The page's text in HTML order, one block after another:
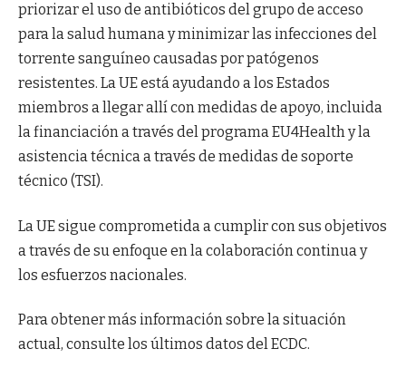
priorizar el uso de antibióticos del grupo de acceso
para la salud humana y minimizar las infecciones del
torrente sanguíneo causadas por patógenos
resistentes. La UE está ayudando a los Estados
miembros a llegar allí con medidas de apoyo, incluida
la financiación a través del programa EU4Health y la
asistencia técnica a través de medidas de soporte
técnico (TSI).
La UE sigue comprometida a cumplir con sus objetivos
a través de su enfoque en la colaboración continua y
los esfuerzos nacionales.
Para obtener más información sobre la situación
actual, consulte los últimos datos del ECDC.